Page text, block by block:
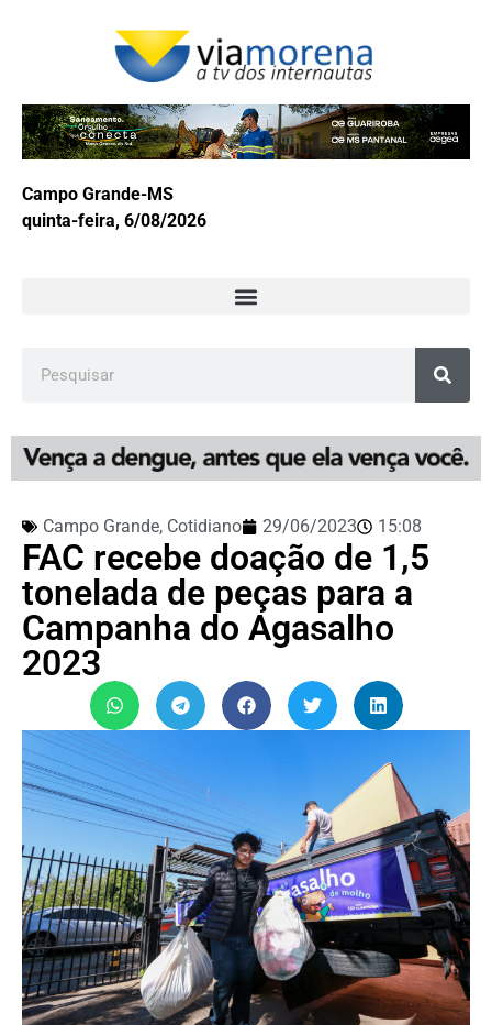
Campo Grande-MS
quinta-feira, 6/08/2026
Campo Grande, Cotidiano 29/06/2023 15:08
FAC recebe doação de 1,5
tonelada de peças para a
Campanha do Agasalho
2023